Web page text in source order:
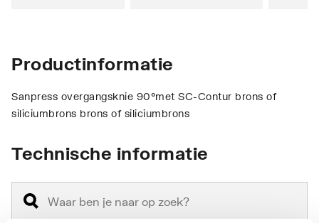
Productinformatie
Sanpress overgangsknie 90°met SC-Contur brons of
siliciumbrons brons of siliciumbrons
Technische informatie